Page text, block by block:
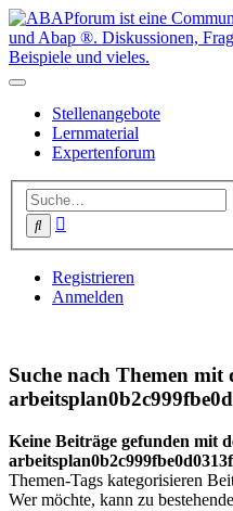
Stellenangebote
Lernmaterial
Expertenforum
Suche
Registrieren
Anmelden
Suche nach Themen mit
Keine Beiträge gefunden mit
Themen-Tags kategorisieren
Wer möchte, kann zu